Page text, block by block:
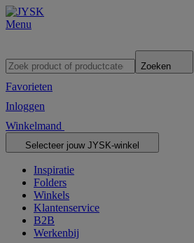
Menu
Zoeken
Favorieten
Inloggen
Winkelmand
Selecteer jouw JYSK-winkel
Inspiratie
Folders
Winkels
Klantenservice
B2B
Werkenbij